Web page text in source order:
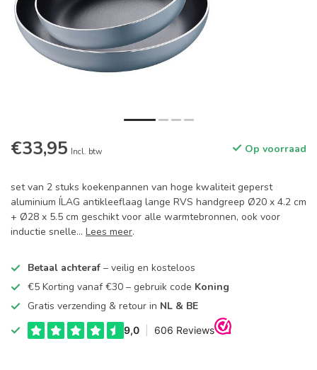
€33,95 Incl. btw Op voorraad
set van 2 stuks koekenpannen van hoge kwaliteit geperst
aluminium ÍLAG antikleeflaag lange RVS handgreep Ø20 x 4.2 cm
+ Ø28 x 5.5 cm geschikt voor alle warmtebronnen, ook voor
inductie snelle... Lees meer.
Betaal achteraf – veilig en kosteloos
€5 Korting vanaf €30 – gebruik code Koning
Gratis verzending & retour in NL & BE